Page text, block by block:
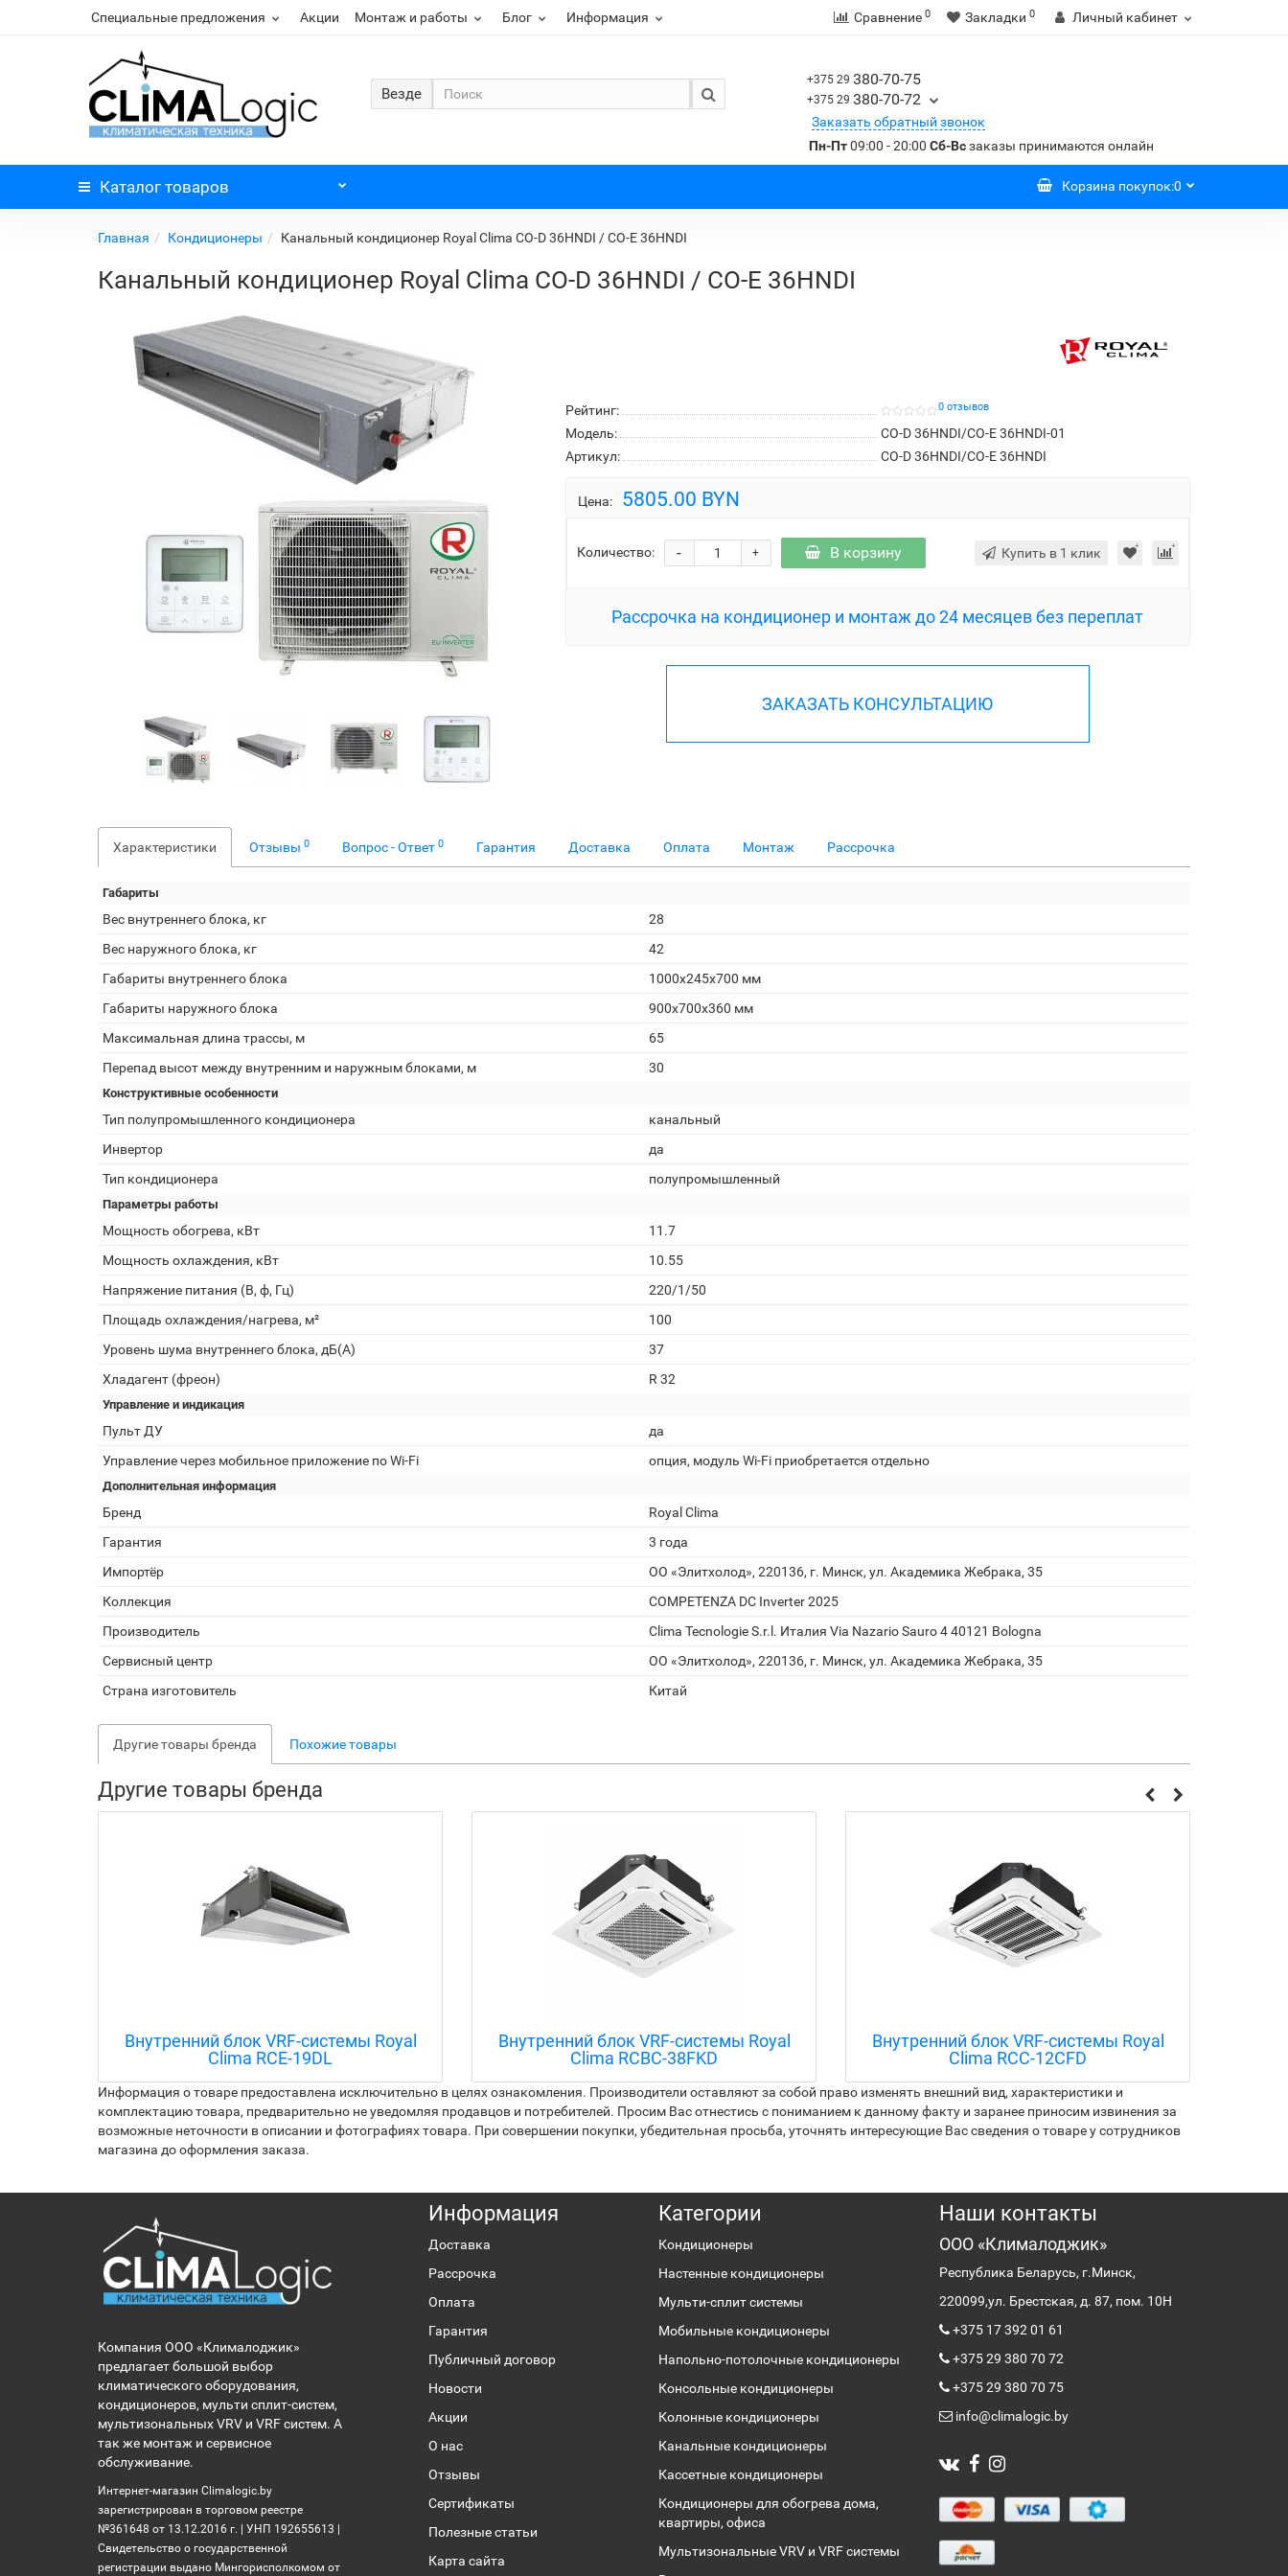
Специальные предложения Акции Монтаж и работы Блог Информация Сравнение 0 Закладки 0 Личный кабинет
Везде
+375 29 380-70-75
+375 29 380-70-72
Заказать обратный звонок
Пн-Пт09:00 - 20:00 Сб-Всзаказы принимаются онлайн
Каталог товаров Корзина покупок:0
Главная Кондиционеры Канальный кондиционер Royal Clima CO-D 36HNDI / CO-E 36HNDI
Канальный кондиционер Royal Clima CO-D 36HNDI / CO-E 36HNDI
Рейтинг: 0 отзывов
Модель:
CO-D 36HNDI/CO-E 36HNDI-01
Артикул:
CO-D 36HNDI/CO-E 36HNDI
Цена: 5805.00 BYN
Количество: +
- В корзину Купить в 1 клик
Рассрочка на кондиционер и монтаж до 24 месяцев без переплат
ЗАКАЗАТЬ КОНСУЛЬТАЦИЮ
Характеристики Отзывы 0 Вопрос - Ответ 0 Гарантия Доставка Оплата Монтаж Рассрочка
Габариты
Вес внутреннего блока, кг
28
Вес наружного блока, кг
42
Габариты внутреннего блока
1000x245x700 мм
Габариты наружного блока
900x700x360 мм
Максимальная длина трассы, м
65
Перепад высот между внутренним и наружным блоками, м
30
Конструктивные особенности
Тип полупромышленного кондиционера
канальный
Инвертор
да
Тип кондиционера
полупромышленный
Параметры работы
Мощность обогрева, кВт
11.7
Мощность охлаждения, кВт
10.55
Напряжение питания (В, ф, Гц)
220/1/50
Площадь охлаждения/нагрева, м²
100
Уровень шума внутреннего блока, дБ(А)
37
Хладагент (фреон)
R 32
Управление и индикация
Пульт ДУ
да
Управление через мобильное приложение по Wi-Fi
опция, модуль Wi-Fi приобретается отдельно
Дополнительная информация
Бренд
Royal Clima
Гарантия
3 года
Импортёр
ОО «Элитхолод», 220136, г. Минск, ул. Академика Жебрака, 35
Коллекция
COMPETENZA DC Inverter 2025
Производитель
Clima Tecnologie S.r.l. Италия Via Nazario Sauro 4 40121 Bologna
Сервисный центр
ОО «Элитхолод», 220136, г. Минск, ул. Академика Жебрака, 35
Страна изготовитель
Китай
Другие товары бренда Похожие товары
Другие товары бренда
Внутренний блок VRF-системы Royal
Clima RCE-19DL
Внутренний блок VRF-системы Royal
Clima RCBC-38FKD
Внутренний блок VRF-системы Royal
Clima RCC-12CFD
Информация о товаре предоставлена исключительно в целях ознакомления. Производители оставляют за собой право изменять внешний вид, характеристики и
комплектацию товара, предварительно не уведомляя продавцов и потребителей. Просим Вас отнестись с пониманием к данному факту и заранее приносим извинения за
возможные неточности в описании и фотографиях товара. При совершении покупки, убедительная просьба, уточнять интересующие Вас сведения о товаре у сотрудников
магазина до оформления заказа.
Компания ООО «Клималоджик»
предлагает большой выбор
климатического оборудования,
кондиционеров, мульти сплит-систем,
мультизональных VRV и VRF систем. А
так же монтаж и сервисное
обслуживание.
Интернет-магазин Climalogic.by
зарегистрирован в торговом реестре
№361648 от 13.12.2016 г. | УНП 192655613 |
Свидетельство о государственной
регистрации выдано Мингорисполкомом от
Информация
Доставка
Рассрочка
Оплата
Гарантия
Публичный договор
Новости
Акции
О нас
Отзывы
Сертификаты
Полезные статьи
Карта сайта
Категории
Кондиционеры
Настенные кондиционеры
Мульти-сплит системы
Мобильные кондиционеры
Напольно-потолочные кондиционеры
Консольные кондиционеры
Колонные кондиционеры
Канальные кондиционеры
Кассетные кондиционеры
Кондиционеры для обогрева дома,
квартиры, офиса
Мультизональные VRV и VRF системы
Наши контакты
ООО «Клималоджик»
Республика Беларусь, г.Минск,
220099,ул. Брестская, д. 87, пом. 10Н
+375 17 392 01 61
+375 29 380 70 72
+375 29 380 70 75
info@climalogic.by